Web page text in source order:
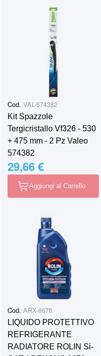
Cod. VAL-574382
Kit Spazzole
Tergicristallo Vf326 - 530
+ 475 mm - 2 Pz Valeo
574382
29,66 €
Aggiungi al Carrello
Cod. ARX-8678
LIQUIDO PROTETTIVO
REFRIGERANTE
RADIATORE ROLIN Si-